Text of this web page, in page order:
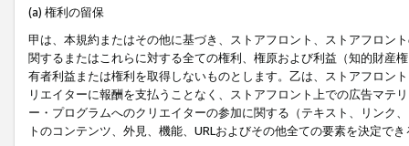
(a) 権利の留保
甲は、本規約またはその他に基づき、ストアフロント、ストアフロン
関するまたはこれらに対する全ての権利、権原および利益（知的財産
有者利益または権利を取得しないものとします。乙は、ストアフロン
リエイターに報酬を支払うことなく、ストアフロント上での広告マテ
ー・プログラムへのクリエイターの参加に関する（テキスト、リンク
トのコンテンツ、外見、機能、URLおよびその他全ての要素を決定で